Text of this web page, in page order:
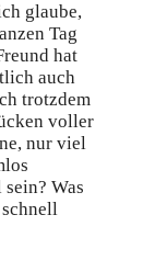
glaube,
Tag
hat
auch
trotzdem
voller
nur viel
Was